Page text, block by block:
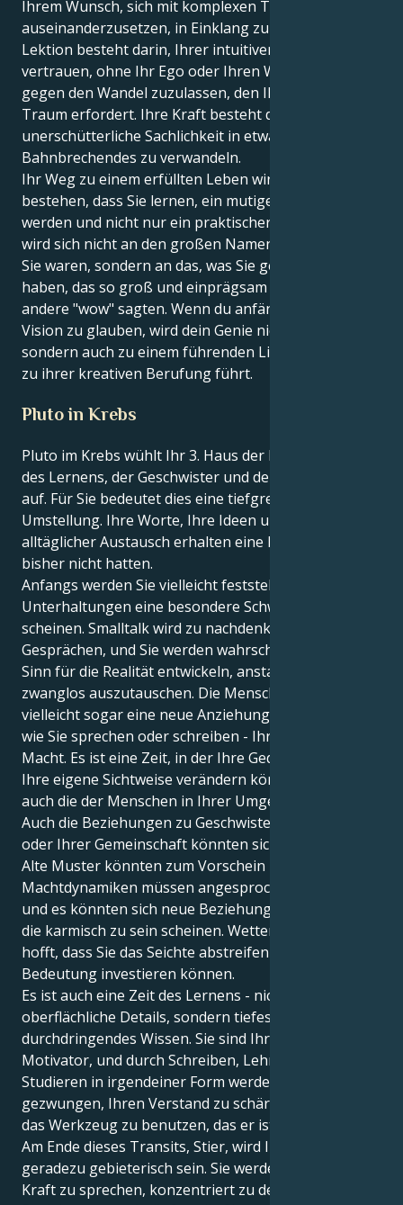
Ihrem Wunsch, sich mit komplexen Themen
auseinanderzusetzen, in Einklang zu bringen. Ihre
Lektion besteht darin, Ihrer intuitiven Vision zu
vertrauen, ohne Ihr Ego oder Ihren Widerstand
gegen den Wandel zuzulassen, den Ihr eigener
Traum erfordert. Ihre Kraft besteht darin, diese
unerschütterliche Sachlichkeit in etwas Schönes und
Bahnbrechendes zu verwandeln.
Ihr Weg zu einem erfüllten Leben wird darin
bestehen, dass Sie lernen, ein mutiger Künstler zu
werden und nicht nur ein praktischer Künstler. Man
wird sich nicht an den großen Namen erinnern, der
Sie waren, sondern an das, was Sie geschaffen
haben, das so groß und einprägsam war, dass
andere "wow" sagten. Wenn du anfängst, an deine
Vision zu glauben, wird dein Genie nicht nur sichtbar,
sondern auch zu einem führenden Licht, das andere
zu ihrer kreativen Berufung führt.
Pluto in Krebs
Pluto im Krebs wühlt Ihr 3. Haus der Kommunikation,
des Lernens, der Geschwister und der Nachbarschaft
auf. Für Sie bedeutet dies eine tiefgreifende mentale
Umstellung. Ihre Worte, Ihre Ideen und Ihr
alltäglicher Austausch erhalten eine Kraft, die sie
bisher nicht hatten.
Anfangs werden Sie vielleicht feststellen, dass
Unterhaltungen eine besondere Schwere zu haben
scheinen. Smalltalk wird zu nachdenklichen
Gesprächen, und Sie werden wahrscheinlich einen
Sinn für die Realität entwickeln, anstatt sich nur
zwanglos auszutauschen. Die Menschen spüren
vielleicht sogar eine neue Anziehungskraft in der Art,
wie Sie sprechen oder schreiben - Ihre Stimme hat
Macht. Es ist eine Zeit, in der Ihre Gedanken nicht nur
Ihre eigene Sichtweise verändern können, sondern
auch die der Menschen in Ihrer Umgebung.
Auch die Beziehungen zu Geschwistern, Nachbarn
oder Ihrer Gemeinschaft könnten sich verändern.
Alte Muster könnten zum Vorschein kommen,
Machtdynamiken müssen angesprochen werden,
und es könnten sich neue Beziehungen entwickeln,
die karmisch zu sein scheinen. Wetterbericht Pluto
hofft, dass Sie das Seichte abstreifen und in die
Bedeutung investieren können.
Es ist auch eine Zeit des Lernens - nicht nur
oberflächliche Details, sondern tiefes,
durchdringendes Wissen. Sie sind Ihr eigener bester
Motivator, und durch Schreiben, Lehren oder
Studieren in irgendeiner Form werden Sie
gezwungen, Ihren Verstand zu schärfen und ihn als
das Werkzeug zu benutzen, das er ist.
Am Ende dieses Transits, Stier, wird Ihre Stimme
geradezu gebieterisch sein. Sie werden lernen, mit
Kraft zu sprechen, konzentriert zu denken und